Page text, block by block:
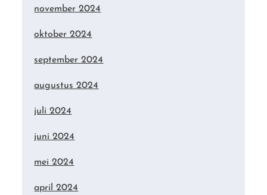
november 2024
oktober 2024
september 2024
augustus 2024
juli 2024
juni 2024
mei 2024
april 2024